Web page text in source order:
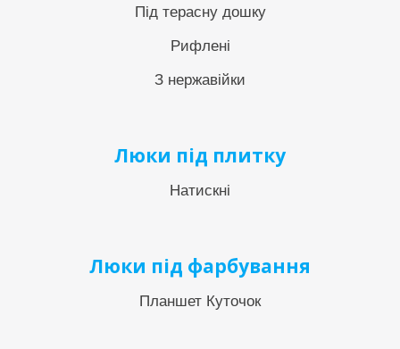
Під терасну дошку
Рифлені
З нержавійки
Люки під плитку
Натискні
Люки під фарбування
Планшет Куточок